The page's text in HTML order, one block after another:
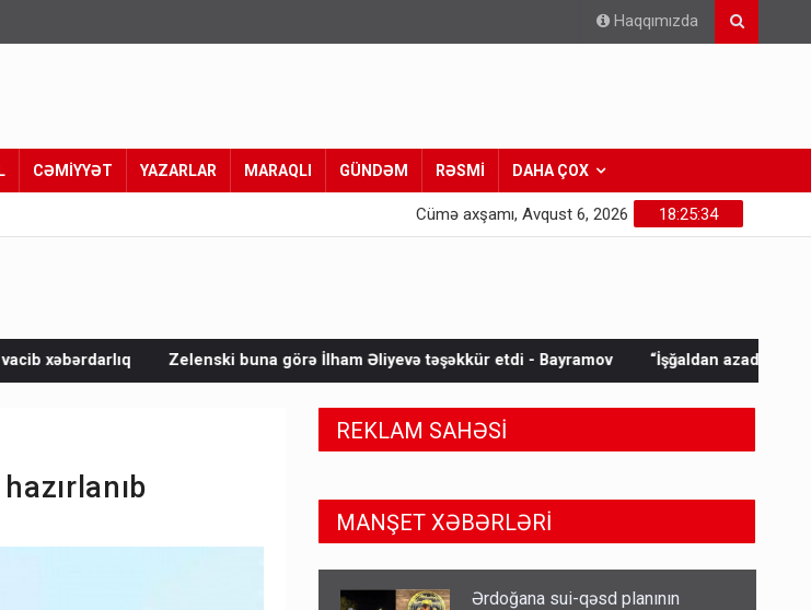
Haqqımızda
CƏMİYYƏT YAZARLAR MARAQLI GÜNDƏM RƏSMİ DAHA ÇOX
18:25:36
Cümə axşamı, Avqust 6, 2026
buna görə İlham Əliyevə təşəkkür etdi - Bayramov “İşğaldan azad edilmiş ərazilərə geri qayıdan
REKLAM SAHƏSİ
MANŞET XƏBƏRLƏRİ
Rusiya Azərbaycan vətədaşlarını